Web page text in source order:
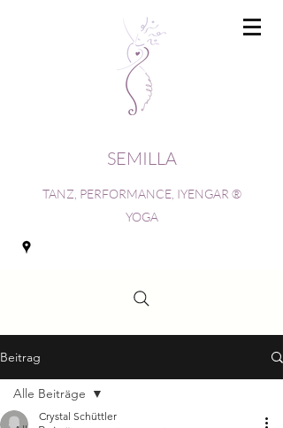
SEMILLA
TANZ, PERFORMANCE, IYENGAR ®
YOGA
Beitrag
Alle Beiträge
Crystal Schüttler